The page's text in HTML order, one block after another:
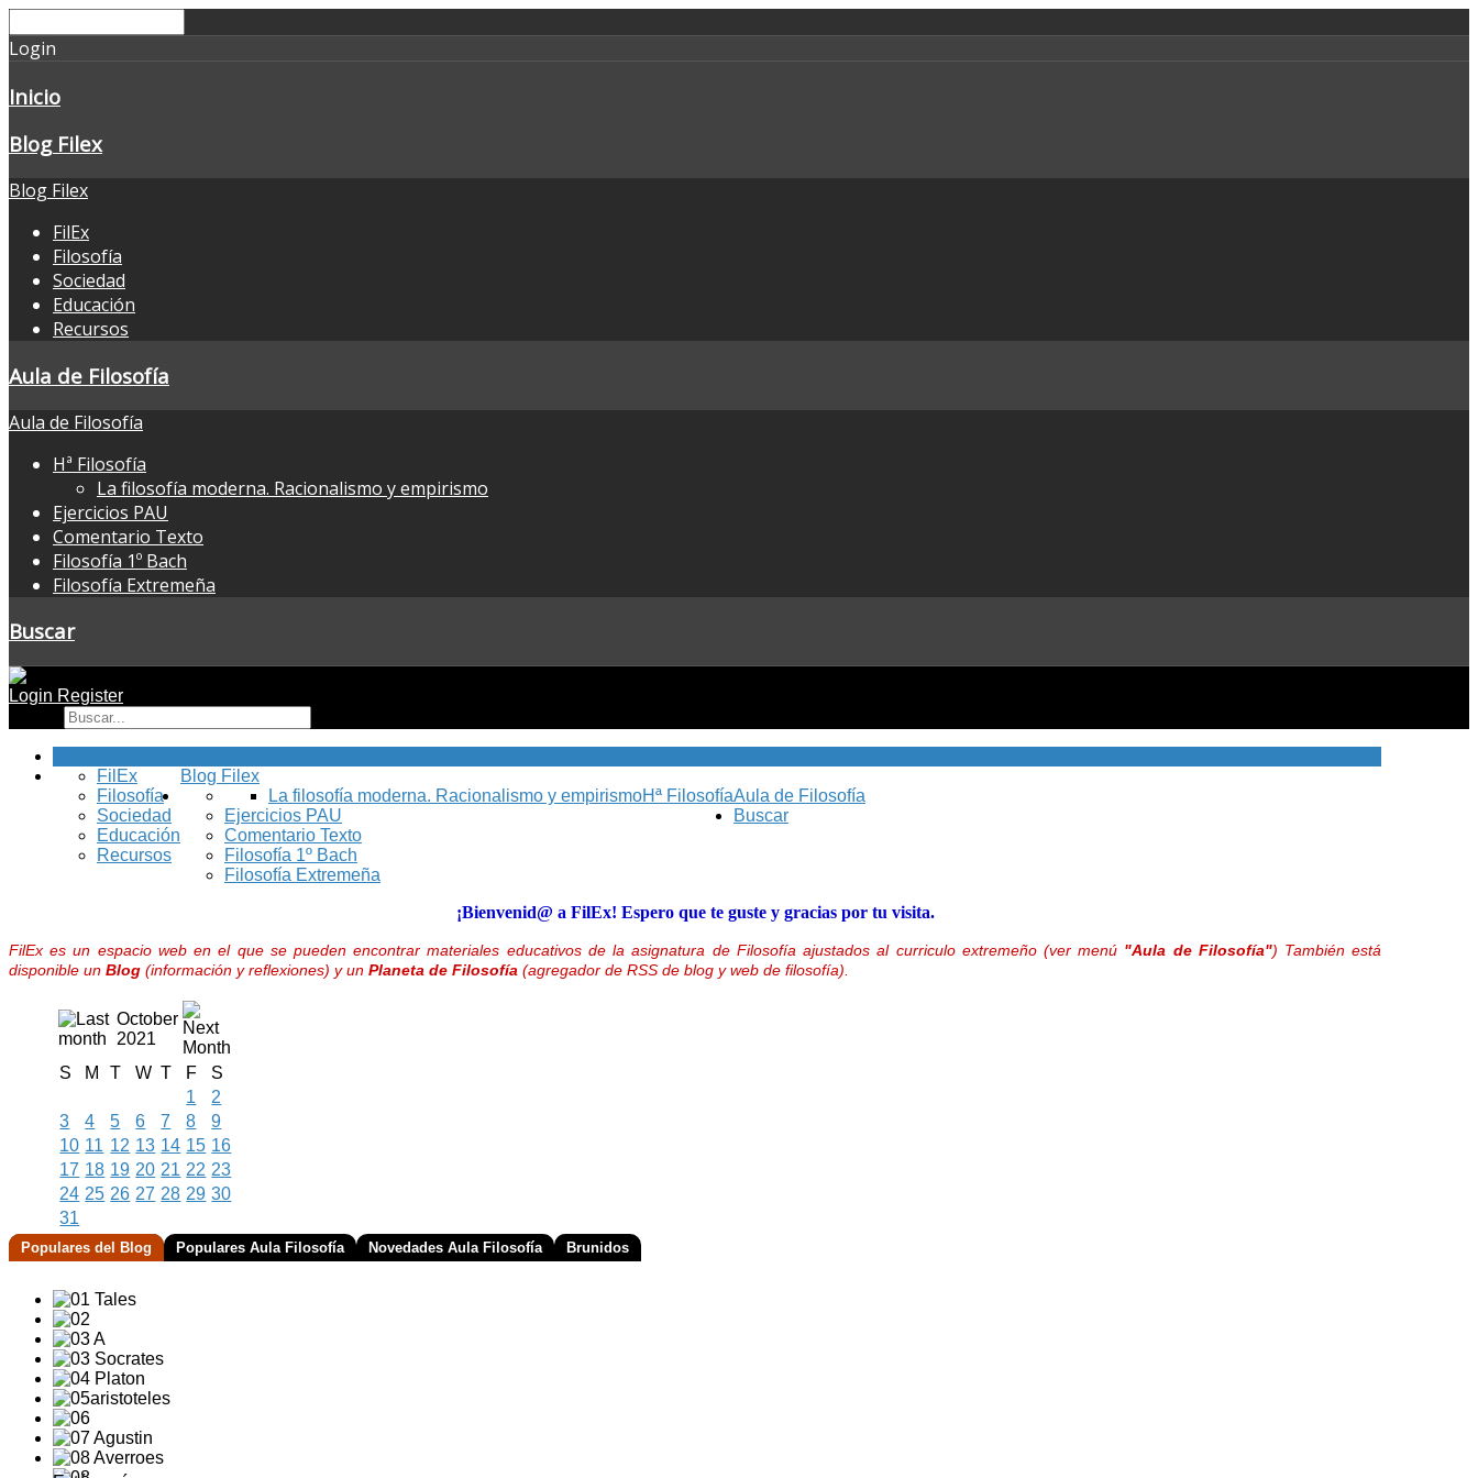
Login
Inicio
Blog Filex
Blog Filex
FilEx
Filosofía
Sociedad
Educación
Recursos
Aula de Filosofía
Aula de Filosofía
Hª Filosofía
La filosofía moderna. Racionalismo y empirismo
Ejercicios PAU
Comentario Texto
Filosofía 1º Bach
Filosofía Extremeña
Buscar
Login Register
Blog Filex
FilEx
Filosofía
Sociedad
Educación
Recursos
Aula de Filosofía
Hª Filosofía
La filosofía moderna. Racionalismo y empirismo
Ejercicios PAU
Comentario Texto
Filosofía 1º Bach
Filosofía Extremeña
Buscar
¡Bienvenid@ a FilEx! Espero que te guste y gracias por tu visita.
FilEx es un espacio web en el que se pueden encontrar materiales educativos de la asignatura de Filosofía ajustados al curriculo extremeño (ver menú "Aula de Filosofía") También está
disponible un Blog (información y reflexiones) y un Planeta de Filosofía (agregador de RSS de blog y web de filosofía).
October
2021
S
M T W T F
S
1
2
3
4 5 6 7 8
9
10 11 12 13 14 15 16
17 18 19 20 21 22 23
24 25 26 27 28 29 30
31
Populares del Blog Populares Aula Filosofía Novedades Aula Filosofía Brunidos